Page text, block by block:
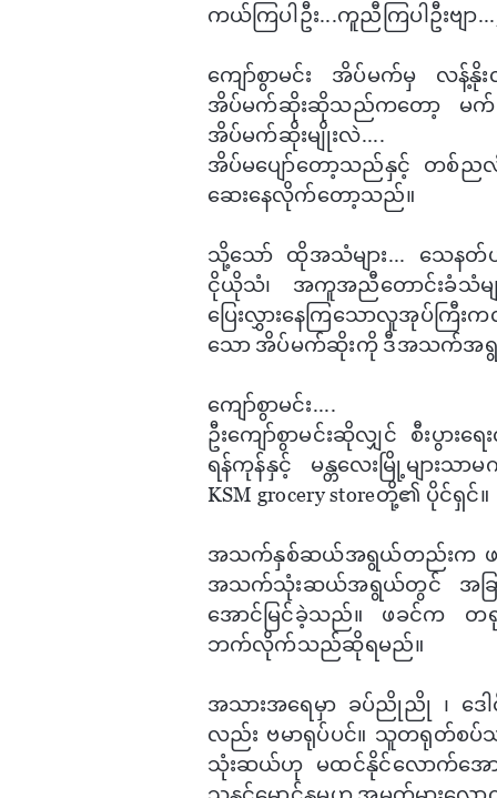
ကယ်ကြပါဦး...ကူညီကြပါဦးဗျာ
ကျော်စွာမင်း အိပ်မက်မှ လန့်နို
အိပ်မက်ဆိုးဆိုသည်က​တော့ မက်
အိပ်မက်ဆိုးမျိုးလဲ....
အိပ်မ​ပျော်​တော့သည်နှင့် တစ်ညလုံး
ဆေး​နေလိုက်​တော့သည်။
သို့​သော် ထိုအသံများ... ​သေနတ်
ငိုယိုသံ၊ အကူအညီ​တောင်းခံသံမျ
ပြေးလွှား​နေကြ​သောလူအုပ်ကြီ
သော အိပ်မက်ဆိုးကို ဒီအသက်အရွ
​​ကျော်စွာမင်း....
ဦး​​ကျော်စွာမင်းဆိုလျှင် စီးပွာ
ရန်ကုန်နှင့် မန္တ​လေးမြို့များသာ
KSM grocery storeတို့၏ ပိုင်ရှင်။
အသက်နှစ်ဆယ်အရွယ်တည်းက ဖခင်
အသက်သုံးဆယ်အရွယ်တွင် အခြာ
အောင်မြင်ခဲ့သည်။ ဖခင်က တရု
ဘက်လိုက်သည်​ဆိုရမည်။
အသားအ​ရေမှာ ခပ်ညိုညို ၊ ဒေါင်​
လည်း ဗမာရုပ်ပင်။ သူတရုတ်
သုံးဆယ်ဟု မထင်နိုင်​လောက်​အော